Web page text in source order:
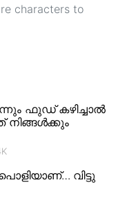
characters to
ഫുഡ് കഴിച്ചാൽ
നിങ്ങൾക്കും
വിട്ടു